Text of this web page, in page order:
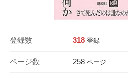
登録数 318 登録
ページ数 258 ページ